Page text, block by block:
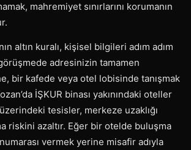
mahremiyet sınırlarını korumanın
altın kuralı, kişisel bilgileri adım adım
adresinizin tamamen
bir kafede veya otel lobisinde tanışmak
İŞKUR binası yakınındaki oteller
tesisler, merkeze uzaklığı
riskini azaltır. Eğer bir otelde buluşma
vermek yerine misafir adıyla